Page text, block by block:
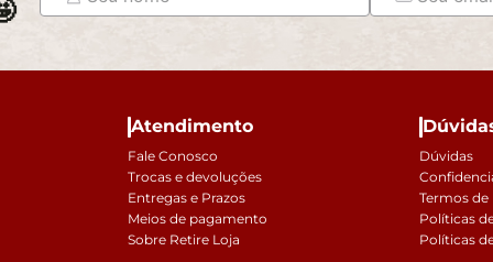
Atendimento
Fale Conosco
Trocas e devoluções
Entregas e Prazos
Meios de pagamento
Sobre Retire Loja
Dúvidas
Termos de
Políticas
Políticas